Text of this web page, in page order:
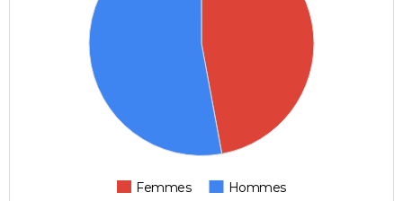
Femmes Hommes